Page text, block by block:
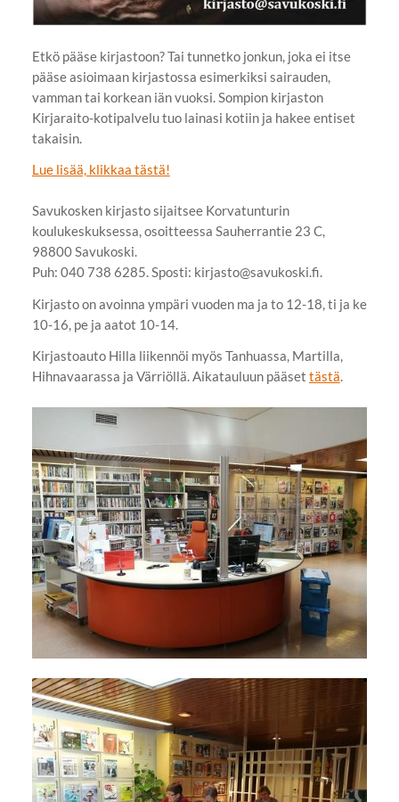
Etkö pääse kirjastoon? Tai tunnetko jonkun, joka ei itse
pääse asioimaan kirjastossa esimerkiksi sairauden,
vamman tai korkean iän vuoksi. Sompion kirjaston
Kirjaraito-kotipalvelu tuo lainasi kotiin ja hakee entiset
takaisin.
Lue lisää, klikkaa tästä!
Savukosken kirjasto sijaitsee Korvatunturin
koulukeskuksessa, osoitteessa Sauherrantie 23 C,
98800 Savukoski.
Puh: 040 738 6285. Sposti: kirjasto@savukoski.fi.
Kirjasto on avoinna ympäri vuoden ma ja to 12-18, ti ja ke
10-16, pe ja aatot 10-14.
Kirjastoauto Hilla liikennöi myös Tanhuassa, Martilla,
Hihnavaarassa ja Värriöllä. Aikatauluun pääset tästä.